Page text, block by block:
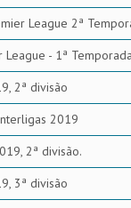
League 2ª
- 1ª
2ª divisão
2019
2ª divisão.
3ª divisão